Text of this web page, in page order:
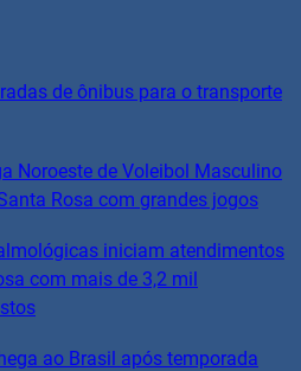
de ônibus para o transporte
Noroeste de Voleibol Masculino
Rosa com grandes jogos
iniciam atendimentos
com mais de 3,2 mil
ao Brasil após temporada